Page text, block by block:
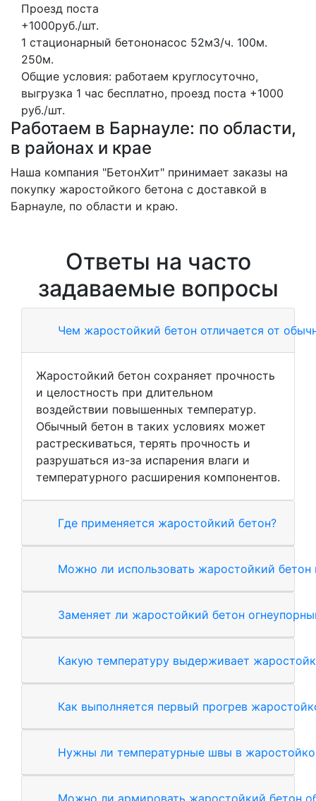
Проезд поста
+1000руб./шт.
1 стационарный бетононасос 52м3/ч. 100м.
250м.
Общие условия: работаем круглосуточно,
выгрузка 1 час бесплатно, проезд поста +1000
руб./шт.
Работаем в Барнауле: по области,
в районах и крае
Наша компания "БетонХит" принимает заказы на
покупку жаростойкого бетона с доставкой в
Барнауле, по области и краю.
Ответы на часто
задаваемые вопросы
Чем жаростойкий бетон отличается от
Жаростойкий бетон сохраняет прочность
и целостность при длительном
воздействии повышенных температур.
Обычный бетон в таких условиях может
растрескиваться, терять прочность и
разрушаться из-за испарения влаги и
температурного расширения компонентов.
Где применяется жаростойкий бетон?
Можно ли использовать жаростойкий бетон
Заменяет ли жаростойкий бетон
Какую температуру выдерживает
Как выполняется первый прогрев
Нужны ли температурные швы в
Можно ли армировать жаростойкий бетон